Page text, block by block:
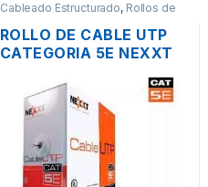
Cableado Estructurado, Rollos de
ROLLO DE CABLE UTP
CATEGORIA 5E NEXXT